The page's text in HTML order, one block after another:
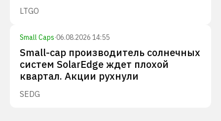
LTGO
Small Caps·06.08.2026 14:55
Small-cap производитель солнечных
систем SolarEdge ждет плохой
квартал. Акции рухнули
SEDG